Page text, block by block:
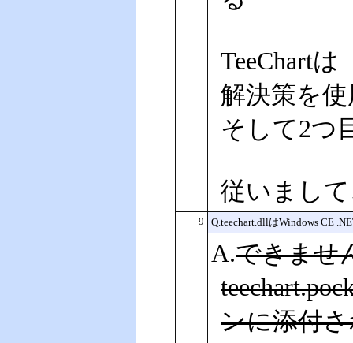
TeeChart
解決策を
そして2つ
従いまし
9 Q.teechart.dllはWindows CE
A.できませ
ンに添付